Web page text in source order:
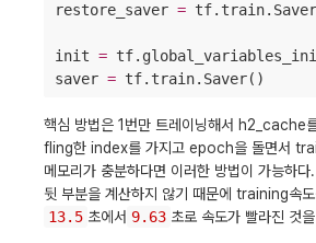
restore_saver =
init =
saver = tf.train.Saver()
핵심 방법은 1번만 트레이닝해서 h2_cache
fling한 index를 가지고 epoch을 돌면서
메모리가 충분하다면 이러한 방법이 가능하다.
뒷 부분을 계산하지 않기 때문에 training속
13.5 초에서 9.63 초로 속도가 빨라진 것